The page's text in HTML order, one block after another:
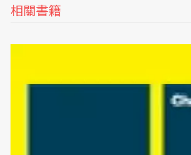
相關書籍